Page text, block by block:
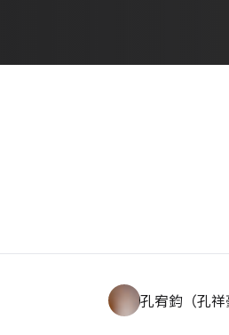
孔宥鈞（孔祥